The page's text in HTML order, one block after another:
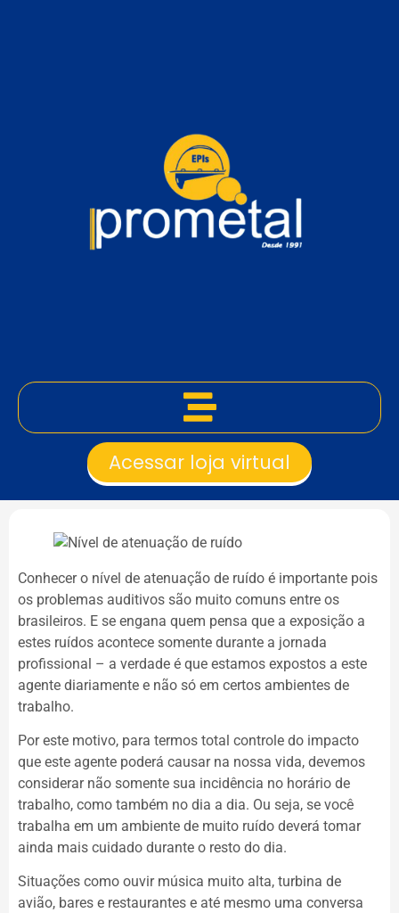
Acessar loja virtual
Conhecer o nível de atenuação de ruído é importante pois
os problemas auditivos são muito comuns entre os
brasileiros. E se engana quem pensa que a exposição a
estes ruídos acontece somente durante a jornada
profissional – a verdade é que estamos expostos a este
agente diariamente e não só em certos ambientes de
trabalho.
Por este motivo, para termos total controle do impacto
que este agente poderá causar na nossa vida, devemos
considerar não somente sua incidência no horário de
trabalho, como também no dia a dia. Ou seja, se você
trabalha em um ambiente de muito ruído deverá tomar
ainda mais cuidado durante o resto do dia.
Situações como ouvir música muito alta, turbina de
avião, bares e restaurantes e até mesmo uma conversa